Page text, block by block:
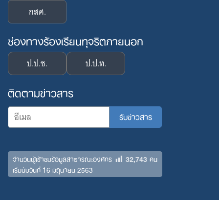
กสศ.
ช่องทางร้องเรียนทุจริตภายนอก
ป.ป.ช. ป.ป.ท.
ติดตามข่าวสาร
จำนวนผู้เข้าชมข้อมูลสาธารณะองค์กร 32,743คน
เริ่มนับวันที่ 16 มิถุนายน 2563